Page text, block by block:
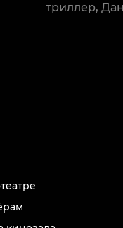
триллер,